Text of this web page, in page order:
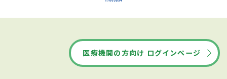
医療機関の方向け ログインページ